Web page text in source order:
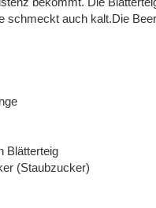
schmeckt auch kalt.Die
Blätterteig
(Staubzucker)